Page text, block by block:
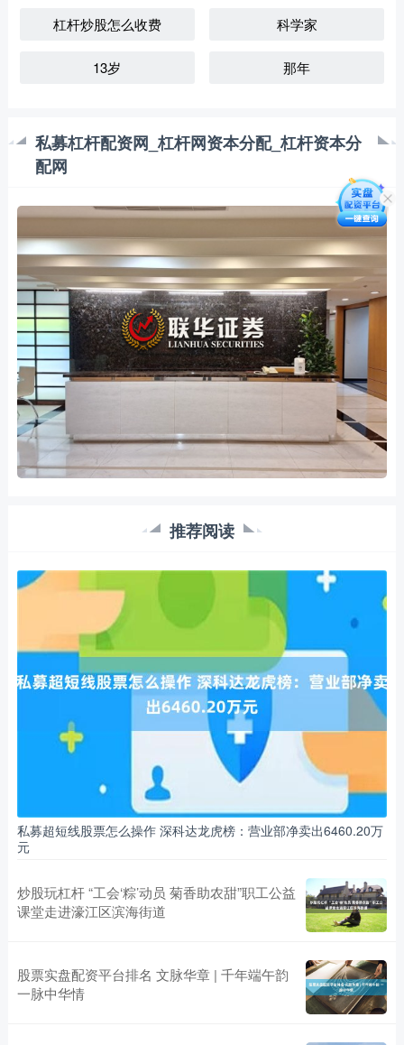
杠杆炒股怎么收费 科学家
13岁 那年
私募杠杆配资网_杠杆网资本分配_杠杆资本分
配网
推荐阅读
私募超短线股票怎么操作 深科达龙虎榜：营业部净卖出6460.20万
元
炒股玩杠杆 “工会‘粽’动员 菊香助农甜”职工公益
课堂走进濠江区滨海街道
股票实盘配资平台排名 文脉华章 | 千年端午韵
一脉中华情